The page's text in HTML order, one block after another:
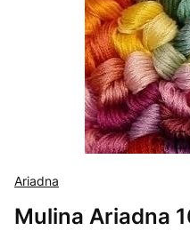
Ariadna
Mulina Ariadna